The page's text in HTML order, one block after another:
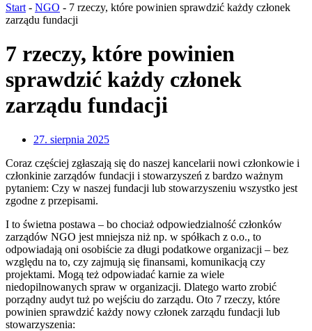
Start - NGO - 7 rzeczy, które powinien sprawdzić każdy członek
zarządu fundacji
7 rzeczy, które powinien
sprawdzić każdy członek
zarządu fundacji
27. sierpnia 2025
Coraz częściej zgłaszają się do naszej kancelarii nowi członkowie i
członkinie zarządów fundacji i stowarzyszeń z bardzo ważnym
pytaniem: Czy w naszej fundacji lub stowarzyszeniu wszystko jest
zgodne z przepisami.
I to świetna postawa – bo chociaż odpowiedzialność członków
zarządów NGO jest mniejsza niż np. w spółkach z o.o., to
odpowiadają oni osobiście za długi podatkowe organizacji – bez
względu na to, czy zajmują się finansami, komunikacją czy
projektami. Mogą też odpowiadać karnie za wiele
niedopilnowanych spraw w organizacji. Dlatego warto zrobić
porządny audyt tuż po wejściu do zarządu. Oto 7 rzeczy, które
powinien sprawdzić każdy nowy członek zarządu fundacji lub
stowarzyszenia: